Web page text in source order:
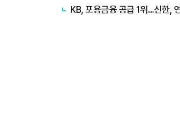
KB, 포용금융 공급 1위…신한,